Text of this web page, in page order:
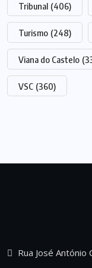
Tribunal (406)
Turismo (248)
Viana do Castelo
VSC (360)
Rua José António